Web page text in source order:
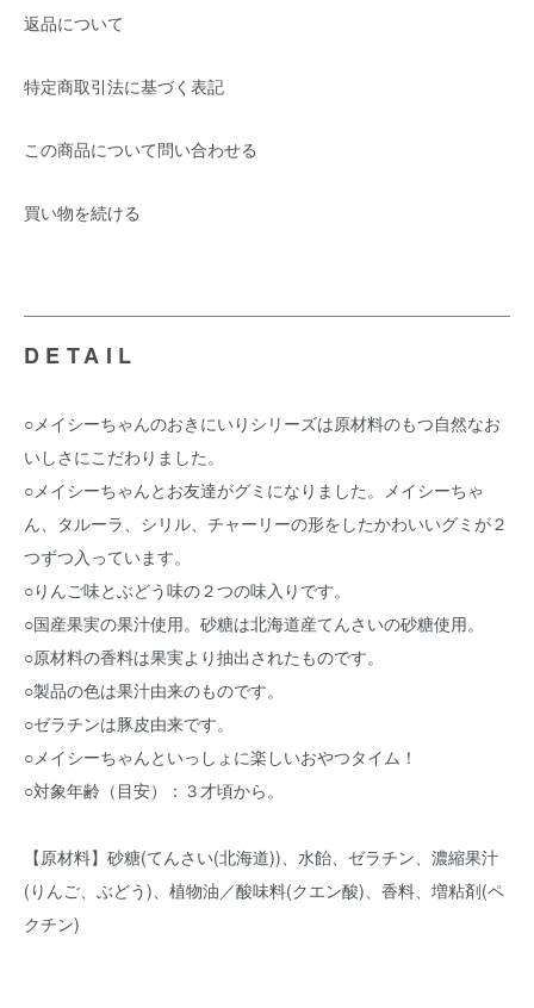
返品について
特定商取引法に基づく表記
この商品について問い合わせる
買い物を続ける
DETAIL
○メイシーちゃんのおきにいりシリーズは原材料のもつ自然なお
いしさにこだわりました。
○メイシーちゃんとお友達がグミになりました。メイシーちゃ
ん、タルーラ、シリル、チャーリーの形をしたかわいいグミが２
つずつ入っています。
○りんご味とぶどう味の２つの味入りです。
○国産果実の果汁使用。砂糖は北海道産てんさいの砂糖使用。
○原材料の香料は果実より抽出されたものです。
○製品の色は果汁由来のものです。
○ゼラチンは豚皮由来です。
○メイシーちゃんといっしょに楽しいおやつタイム！
○対象年齢（目安）：３才頃から。
【原材料】砂糖(てんさい(北海道))、水飴、ゼラチン、濃縮果汁
(りんご、ぶどう)、植物油／酸味料(クエン酸)、香料、増粘剤(ペ
クチン)